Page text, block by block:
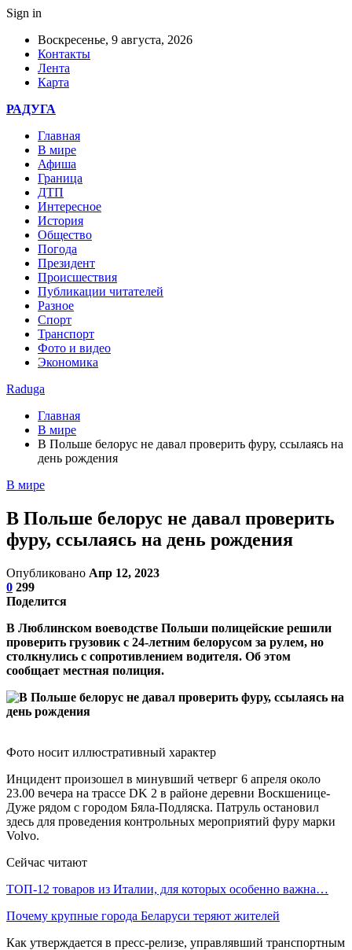
Sign in
Воскресенье, 9 августа, 2026
Контакты
Лента
Карта
РАДУГА
Главная
В мире
Афиша
Граница
ДТП
Интересное
История
Общество
Погода
Президент
Происшествия
Публикации читателей
Разное
Спорт
Транспорт
Фото и видео
Экономика
Raduga
Главная
В мире
В Польше белорус не давал проверить фуру, ссылаясь на
день рождения
В мире
В Польше белорус не давал проверить
фуру, ссылаясь на день рождения
Опубликовано Апр 12, 2023
0 299
Поделится
В Люблинском воеводстве Польши полицейские решили
проверить грузовик с 24-летним белорусом за рулем, но
столкнулись с сопротивлением водителя. Об этом
сообщает местная полиция.
Фото носит иллюстративный характер
Инцидент произошел в минувший четверг 6 апреля около
23.00 вечера на трассе DK 2 в районе деревни Воскшенице-
Дуже рядом с городом Бяла-Подляска. Патруль остановил
здесь для проведения контрольных мероприятий фуру марки
Volvo.
Сейчас читают
ТОП-12 товаров из Италии, для которых особенно важна…
Почему крупные города Беларуси теряют жителей
Как утверждается в пресс-релизе, управлявший транспортным